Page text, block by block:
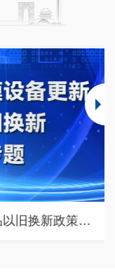
苏州市大规模设备更新和消费品以旧换新政策专题